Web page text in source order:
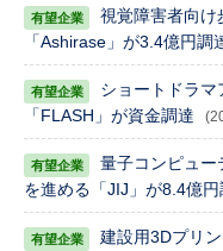
視覚障害者向け
「Ashirase」が3.4億円調
ショートドラ
「FLASH」が資金調達
量子コンピュー
を進める「JIJ」が8.4億円
建設用3Dプリ